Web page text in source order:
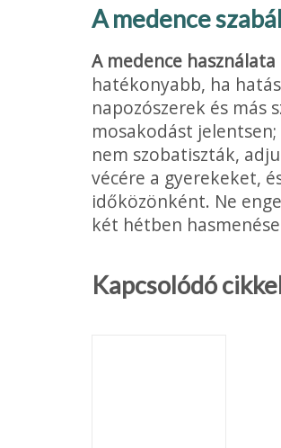
A medence
A medence
hatékonyabb, ha
napozószerek és más
mosakodást
nem szobatiszták,
vécére a gyerekeket,
időközönként. Ne
két hétben
Kapcsolódó